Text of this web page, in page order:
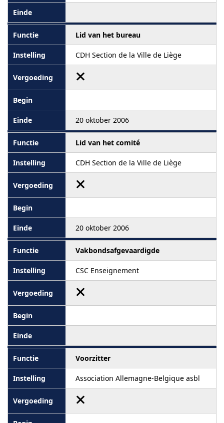
Lid van het bureau
CDH Section de la Ville de Liège
20 oktober 2006
Lid van het comité
CDH Section de la Ville de Liège
20 oktober 2006
Vakbondsafgevaardigde
CSC Enseignement
Voorzitter
Association Allemagne-Belgique asbl